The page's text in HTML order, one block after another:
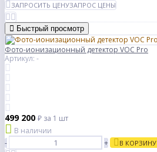
ЗАПРОСИТЬ ЦЕНУЗАПРОС ЦЕНЫ
Быстрый просмотр
Фото-ионизационный детектор VOC Pro
Артикул: -
499 200 ₽ за 1 шт
В наличии
-
+ В КОРЗИНУ